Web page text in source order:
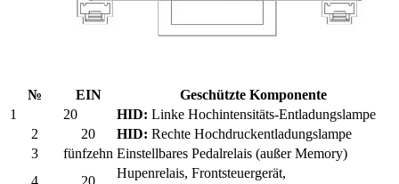
№ EIN
Geschützte Komponente
1
20 HID: Linke Hochintensitäts-Entladungslampe
2
20 HID: Rechte Hochdruckentladungslampe
3
fünfzehn Einstellbares Pedalrelais (außer Memory)
Hupenrelais, Frontsteuergerät,